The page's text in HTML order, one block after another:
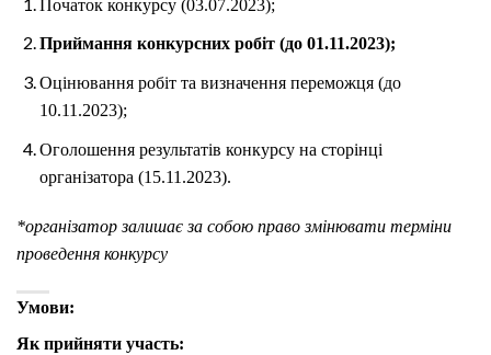
Початок конкурсу (03.07.2023);
Приймання конкурсних робіт (до 01.11.2023);
Оцінювання робіт та визначення переможця (до
10.11.2023);
Оголошення результатів конкурсу на сторінці
організатора (15.11.2023).
*організатор залишає за собою право змінювати терміни
проведення конкурсу
Умови:
Як прийняти участь: